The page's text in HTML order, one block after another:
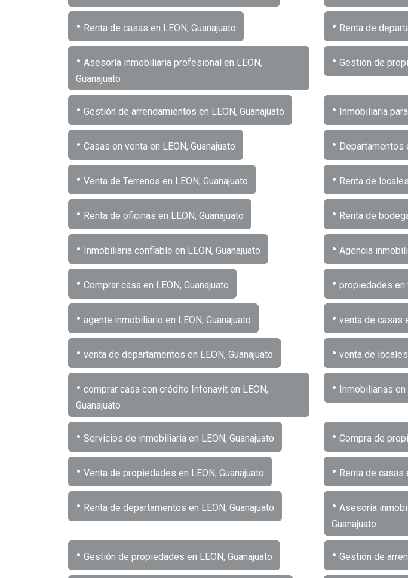
• Renta de casas en LEON, Guanajuato • Renta de
• Asesoría inmobiliaria profesional en LEON,
Guanajuato
• Gestión de
• Gestión de arrendamientos en LEON, Guanajuato • Inmobiliaria
• Casas en venta en LEON, Guanajuato • Departamentos
• Venta de Terrenos en LEON, Guanajuato • Renta de
• Renta de oficinas en LEON, Guanajuato • Renta de
• Inmobiliaria confiable en LEON, Guanajuato • Agencia
• Comprar casa en LEON, Guanajuato • propiedades en
• agente inmobiliario en LEON, Guanajuato • venta de casas
• venta de departamentos en LEON, Guanajuato • venta de
• comprar casa con crédito Infonavit en LEON,
Guanajuato
• Inmobiliarias en
• Servicios de inmobiliaria en LEON, Guanajuato • Compra de
• Venta de propiedades en LEON, Guanajuato • Renta de casas
• Renta de departamentos en LEON, Guanajuato • Asesoría
Guanajuato
• Gestión de propiedades en LEON, Guanajuato • Gestión de